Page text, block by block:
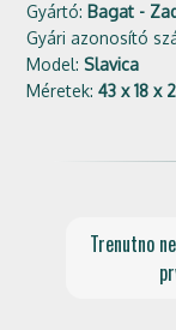
Gyártó: Bagat -
Gyári azonosító
Model:Slavica
Méretek:43 x 18 x
Trenutno